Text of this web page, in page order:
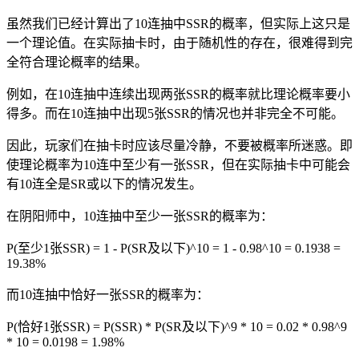
虽然我们已经计算出了10连抽中SSR的概率，但实际上这只是
一个理论值。在实际抽卡时，由于随机性的存在，很难得到完
全符合理论概率的结果。
例如，在10连抽中连续出现两张SSR的概率就比理论概率要小
得多。而在10连抽中出现5张SSR的情况也并非完全不可能。
因此，玩家们在抽卡时应该尽量冷静，不要被概率所迷惑。即
使理论概率为10连中至少有一张SSR，但在实际抽卡中可能会
有10连全是SR或以下的情况发生。
在阴阳师中，10连抽中至少一张SSR的概率为：
P(至少1张SSR) = 1 - P(SR及以下)^10 = 1 - 0.98^10 = 0.1938 =
19.38%
而10连抽中恰好一张SSR的概率为：
P(恰好1张SSR) = P(SSR) * P(SR及以下)^9 * 10 = 0.02 * 0.98^9
* 10 = 0.0198 = 1.98%